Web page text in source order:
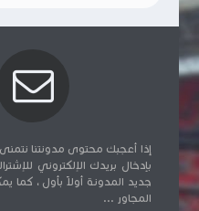
إذا أعجبك محتوى مدونتنا
بإدخال بريدك الإلكتروني
جديد المدونة أولاً بأول ، كما
المجاور ...